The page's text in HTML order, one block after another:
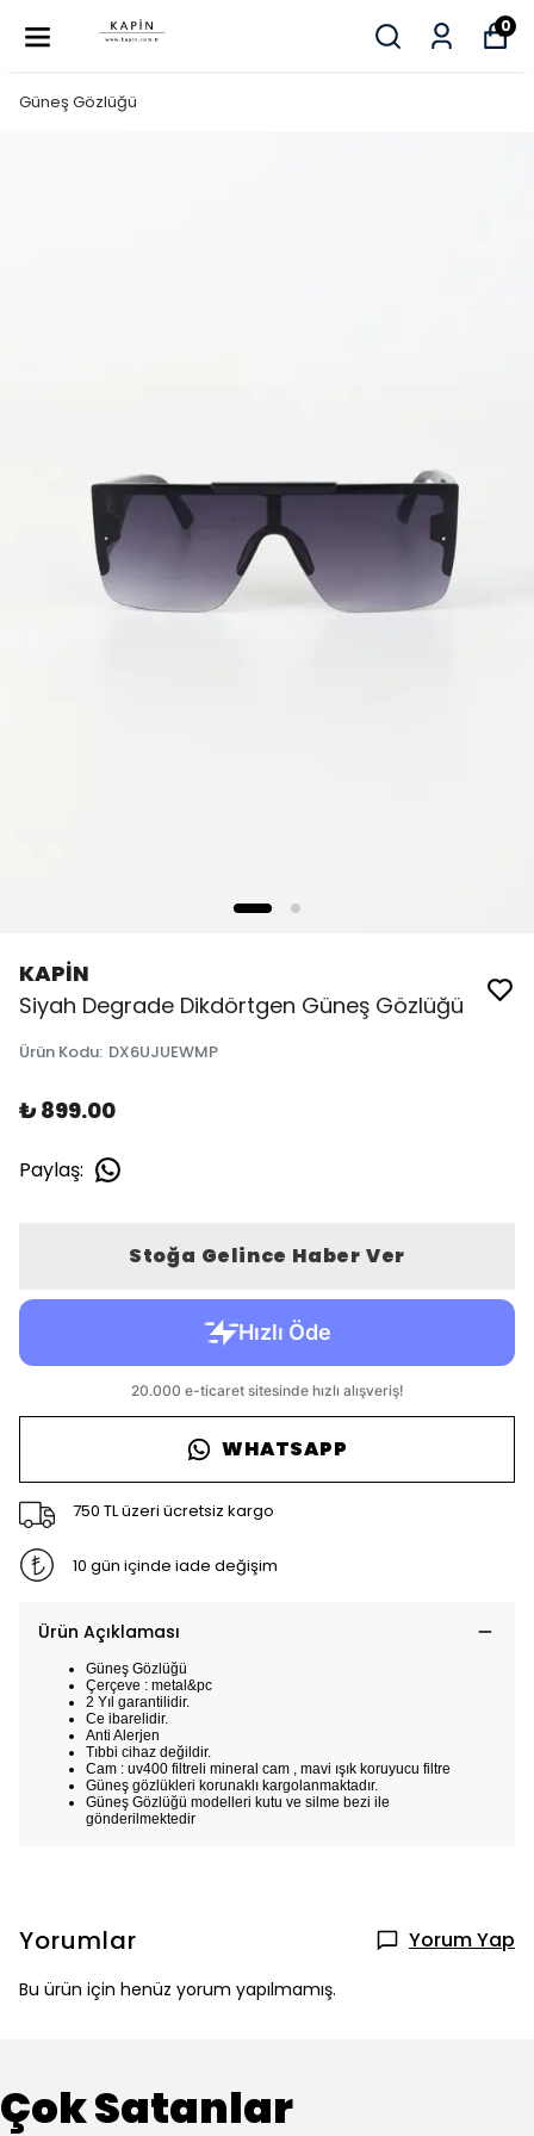
0
Güneş Gözlüğü
KAPİN
Siyah Degrade Dikdörtgen Güneş Gözlüğü
Ürün Kodu: DX6UJUEWMP
₺ 899.00
Paylaş:
Stoğa Gelince Haber Ver
WHATSAPP
750 TL üzeri ücretsiz kargo
10 gün içinde iade değişim
Ürün Açıklaması
Güneş Gözlüğü
Çerçeve : metal&pc
2 Yıl garantilidir.
Ce ibarelidir.
Anti Alerjen
Tıbbi cihaz değildir.
Cam : uv400 filtreli mineral cam , mavi ışık koruyucu filtre
Güneş gözlükleri korunaklı kargolanmaktadır.
Güneş Gözlüğü modelleri kutu ve silme bezi ile
gönderilmektedir
Yorumlar Yorum Yap
Bu ürün için henüz yorum yapılmamış.
Çok Satanlar